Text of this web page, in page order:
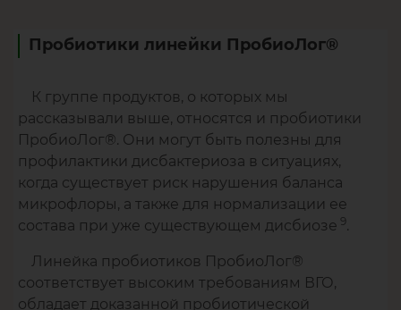
Пробиотики линейки ПробиоЛог®
К группе продуктов, о которых мы
рассказывали выше, относятся и пробиотики
ПробиоЛог®. Они могут быть полезны для
профилактики дисбактериоза в ситуациях,
когда существует риск нарушения баланса
микрофлоры, а также для нормализации ее
состава при уже существующем дисбиозе 9.
Линейка пробиотиков ПробиоЛог®
соответствует высоким требованиям ВГО,
обладает доказанной пробиотической